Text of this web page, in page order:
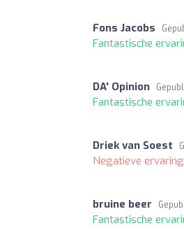
Fons Jacobs
Fantastische
DA' Opinion
Fantastische
Driek van Soest
Negatieve
bruine beer
Fantastische